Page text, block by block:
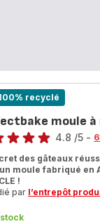
recyclé
moule à
4.8 /5 -
des gâteaux
moule fabriqué en
!
par l’entrepôt